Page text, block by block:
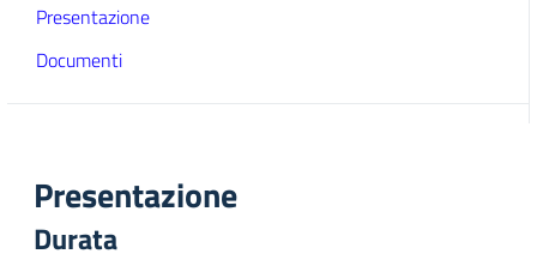
Presentazione
Documenti
Presentazione
Durata